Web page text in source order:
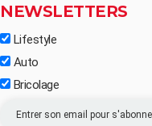
NEWSLETTERS
Lifestyle
Auto
Bricolage